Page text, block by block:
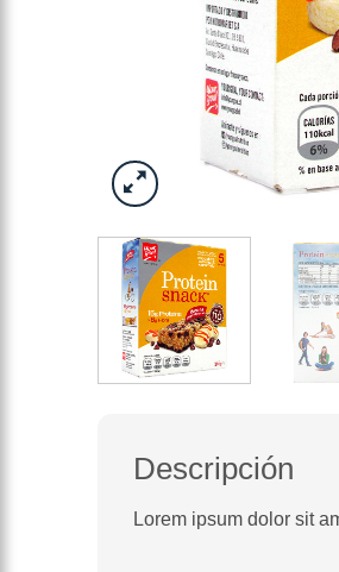
Descripción
Lorem ipsum dolor sit